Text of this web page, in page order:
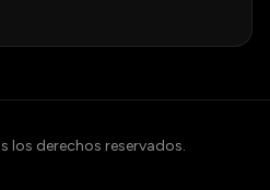
los derechos reservados.